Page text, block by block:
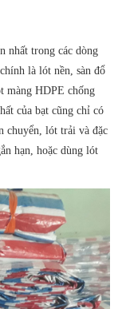
nhất trong các dòng
là lót nền, sàn đổ
màng HDPE chống
của bạt cũng chỉ có
chuyển, lót trải và đặc
hạn, hoặc dùng lót